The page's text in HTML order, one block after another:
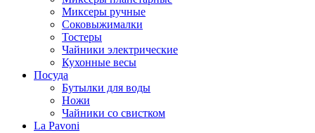
Миксеры ручные
Соковыжималки
Тостеры
Чайники электрические
Кухонные весы
Посуда
Бутылки для воды
Ножи
Чайники со свистком
La Pavoni